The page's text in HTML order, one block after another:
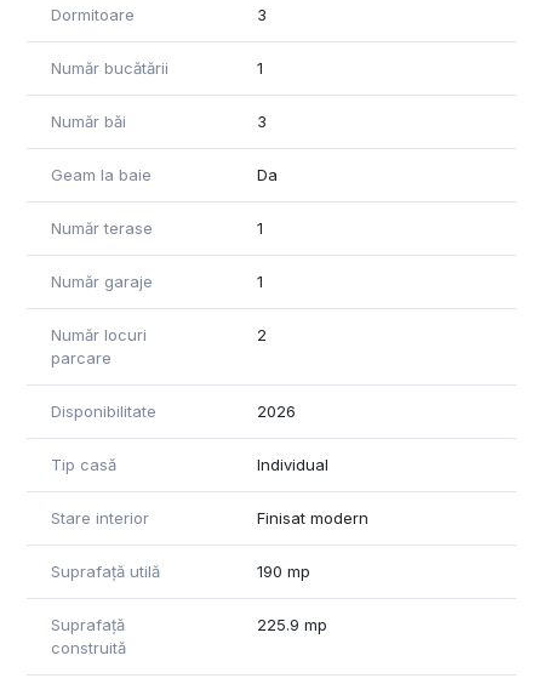
Dormitoare 3
Număr bucătării 1
Număr băi 3
Geam la baie Da
Număr terase 1
Număr garaje 1
Număr locuri
parcare
2
Disponibilitate 2026
Tip casă Individual
Stare interior Finisat modern
Suprafață utilă 190 mp
Suprafață
construită
225.9 mp